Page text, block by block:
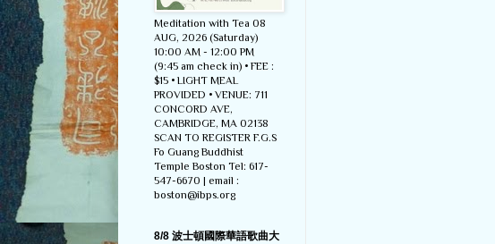
Meditation with Tea 08
AUG, 2026 (Saturday)
10:00 AM - 12:00 PM
(9:45 am check in) • FEE :
$15 • LIGHT MEAL
PROVIDED • VENUE: 711
CONCORD AVE,
CAMBRIDGE, MA 02138
SCAN TO REGISTER F.G.S
Fo Guang Buddhist
Temple Boston Tel: 617-
547-6670 | email :
boston@ibps.org
8/8 波士頓國際華語歌曲大